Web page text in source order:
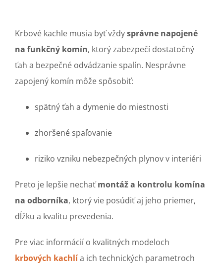
Krbové kachle musia byť vždysprávne napojené
na funkčný komín, ktorý zabezpečí dostatočný
ťah a bezpečné odvádzanie spalín. Nesprávne
zapojený komín môže spôsobiť:
spätný ťah a dymenie do miestnosti
zhoršené spaľovanie
riziko vzniku nebezpečných plynov v interiéri
Preto je lepšie nechaťmontáž a kontrolu komína
na odborníka, ktorý vie posúdiť aj jeho priemer,
dĺžku a kvalitu prevedenia.
Pre viac informácií o kvalitných modeloch
krbových kachlía ich technických parametroch